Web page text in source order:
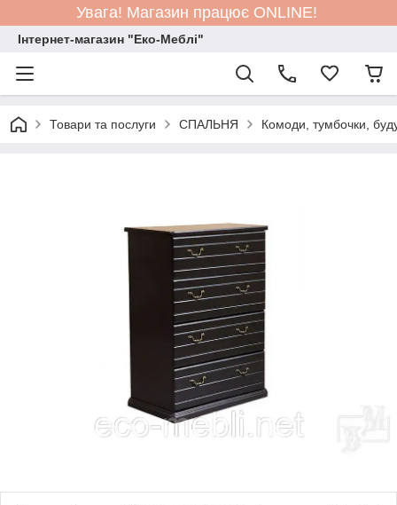
Увага! Магазин працює ONLINE!
Інтернет-магазин "Еко-Меблі"
Товари та послуги СПАЛЬНЯ Комоди, тумбочки,